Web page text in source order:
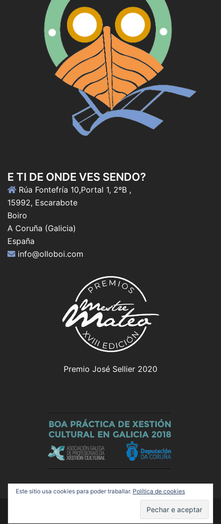
E TI DE ONDE VES SENDO?
Rúa Fontefría 10,Portal 1, 2ºB ,
15992, Escarabote
Boiro
A Coruña (Galicia)
España
info@olloboi.com
Premio José Sellier 2020
© 2026 Olloboi. Funciona grazas aSydney
Este sitio usa cookies para poder traballar. Política de cookies